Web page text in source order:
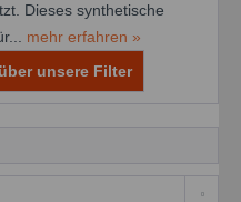
Dieses synthetische
mehr erfahren »
unsere Filter